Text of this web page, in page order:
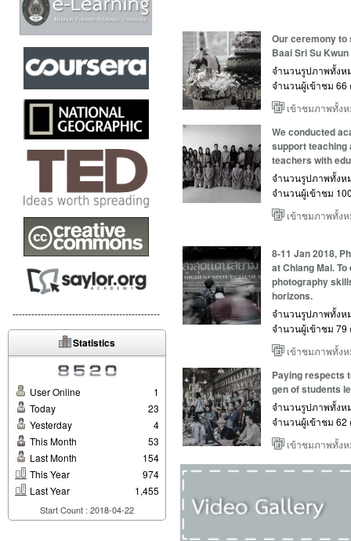
-----------------------------------------------
Statistics
User Online
1
Today
23
Yesterday
4
This Month
53
Last Month
154
This Year
974
Last Year
1,455
Start Count : 2018-04-22
Our ceremony to
Baai Sri Su Kwun
จำนวนรูปภาพทั้งห
จำนวนผู้เข้าชม 66
เข้าชมภาพทั้ง
We conducted
support teaching
teachers with
จำนวนรูปภาพทั้งห
จำนวนผู้เข้าชม
เข้าชมภาพทั้ง
8-11 Jan 2018,
at Chiang Mai.
photography
horizons.
จำนวนรูปภาพทั้งห
จำนวนผู้เข้าชม 79
เข้าชมภาพทั้ง
Paying respects
gen of students
จำนวนรูปภาพทั้งห
จำนวนผู้เข้าชม 62
เข้าชมภาพทั้ง